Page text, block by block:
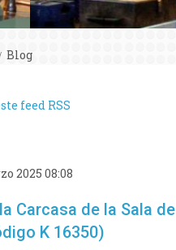
Blog
feed RSS
2025 08:08
Carcasa de la Sala de
K 16350)